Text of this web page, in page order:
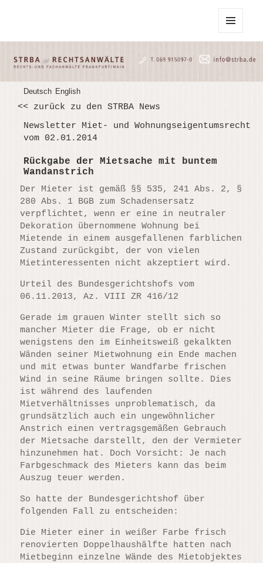
WIDGETS
Deutsch English
<< zurück zu den STRBA News
Newsletter Miet- und Wohnungseigentumsrecht
vom 02.01.2014
Rückgabe der Mietsache mit buntem
Wandanstrich
Der Mieter ist gemäß §§ 535, 241 Abs. 2, §
280 Abs. 1 BGB zum Schadensersatz
verpflichtet, wenn er eine in neutraler
Dekoration übernommene Wohnung bei
Mietende in einem ausgefallenen farblichen
Zustand zurückgibt, der von vielen
Mietinteressenten nicht akzeptiert wird.
Urteil des Bundesgerichtshofs vom
06.11.2013, Az. VIII ZR 416/12
Gerade im grauen Winter stellt sich so
mancher Mieter die Frage, ob er nicht
wenigstens den im Einheitsweiß gekalkten
Wänden seiner Mietwohnung ein Ende machen
und mit etwas bunter Wandfarbe frischen
Wind in seine Räume bringen sollte. Dies
ist während des laufenden
Mietverhältnisses unproblematisch, da
grundsätzlich auch ein ungewöhnlicher
Anstrich einen vertragsgemäßen Gebrauch
der Mietsache darstellt, den der Vermieter
hinzunehmen hat. Doch Vorsicht: Je nach
Farbgeschmack des Mieters kann das beim
Auszug teuer werden.
So hatte der Bundesgerichtshof über
folgenden Fall zu entscheiden:
Die Mieter einer in weißer Farbe frisch
renovierten Doppelhaushälfte hatten nach
Mietbeginn einzelne Wände des Mietobjektes